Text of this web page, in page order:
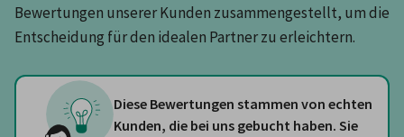
Bewertungen unserer Kunden zusammengestellt, um die
Entscheidung für den idealen Partner zu erleichtern.
Diese Bewertungen stammen von echten
Kunden, die bei uns gebucht haben. Sie